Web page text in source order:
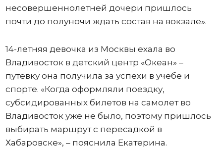
несовершеннолетней дочери пришлось
почти до полуночи ждать состав на вокзале».
14-летняя девочка из Москвы ехала во
Владивосток в детский центр «Океан» –
путевку она получила за успехи в учебе и
спорте. «Когда оформляли поездку,
субсидированных билетов на самолет во
Владивосток уже не было, поэтому пришлось
выбирать маршрут с пересадкой в
Хабаровске», – пояснила Екатерина.